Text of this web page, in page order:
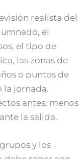
realista del
el
el tipo de
las zonas de
o puntos de
la jornada.
antes, menos
la salida.
y los